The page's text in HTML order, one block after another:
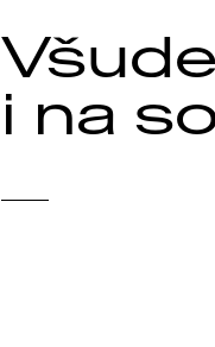
i na